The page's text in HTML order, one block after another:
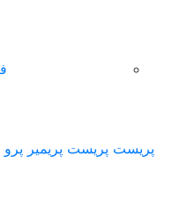
پریست پریست پریمیر پرو